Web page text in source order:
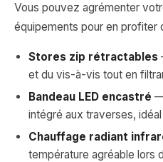
Vous pouvez agrémenter
équipements pour en profiter
Stores zip rétractables
et du vis-à-vis tout en
Bandeau LED encastré
intégré aux traverses,
Chauffage radiant
température agréable lors